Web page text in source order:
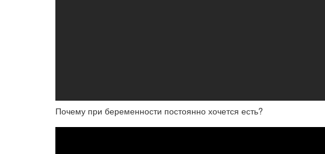
Почему при беременности постоянно хочется есть?